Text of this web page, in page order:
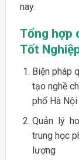
nay.
Tổng hợp
Tốt
Biện pháp
tạo nghề
phố Hà
Quản lý
trung học
lượng